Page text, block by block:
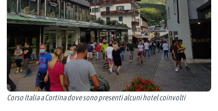
Corso Italia a Cortina dove sono presenti alcuni hotel coinvolti